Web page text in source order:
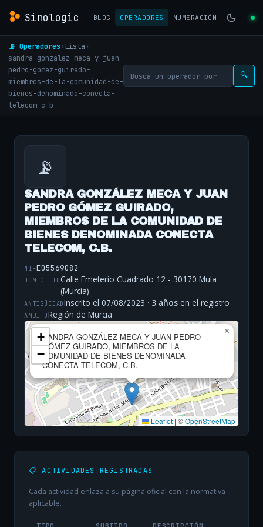
Sinologic BLOG OPERADORES NUMERACIÓN
📡 Operadores› Lista›
sandra-gonzalez-meca-y-juan-
pedro-gomez-guirado-
miembros-de-la-comunidad-de-
bienes-denominada-conecta-
telecom-c-b
🔍
📡
SANDRA GONZÁLEZ MECA Y JUAN
PEDRO GÓMEZ GUIRADO,
MIEMBROS DE LA COMUNIDAD DE
BIENES DENOMINADA CONECTA
TELECOM, C.B.
NIFE05569082
DOMICILIOCalle Emeterio Cuadrado 12 - 30170 Mula
(Murcia)
ANTIGÜEDADInscrito el 07/08/2023 · 3 años en el registro
ÁMBITORegión de Murcia
SANDRA GONZÁLEZ MECA Y JUAN PEDRO
GÓMEZ GUIRADO, MIEMBROS DE LA
COMUNIDAD DE BIENES DENOMINADA
CONECTA TELECOM, C.B.
×
+
−
Leaflet | ©OpenStreetMap
📋 ACTIVIDADES REGISTRADAS
Cada actividad enlaza a su página oficial con la normativa
aplicable.